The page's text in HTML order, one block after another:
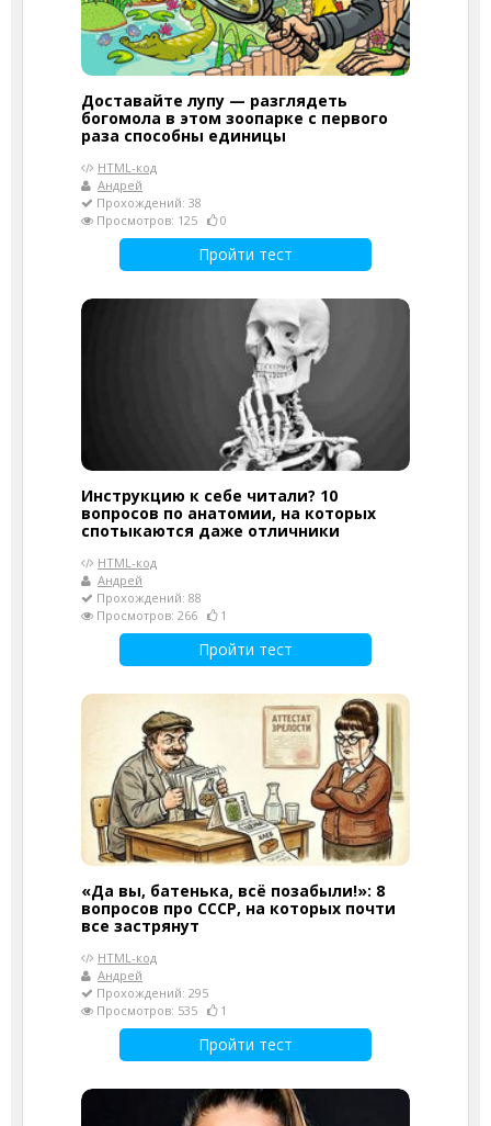
Доставайте лупу — разглядеть
богомола в этом зоопарке с первого
раза способны единицы
HTML-код
Андрей
Прохождений: 38
Просмотров: 125
0
Пройти тест
Инструкцию к себе читали? 10
вопросов по анатомии, на которых
спотыкаются даже отличники
HTML-код
Андрей
Прохождений: 88
Просмотров: 266
1
Пройти тест
«Да вы, батенька, всё позабыли!»: 8
вопросов про СССР, на которых почти
все застрянут
HTML-код
Андрей
Прохождений: 295
Просмотров: 535
1
Пройти тест